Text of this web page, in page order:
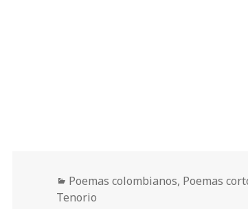
Categorías
Poemas colombianos, Poemas
Tenorio